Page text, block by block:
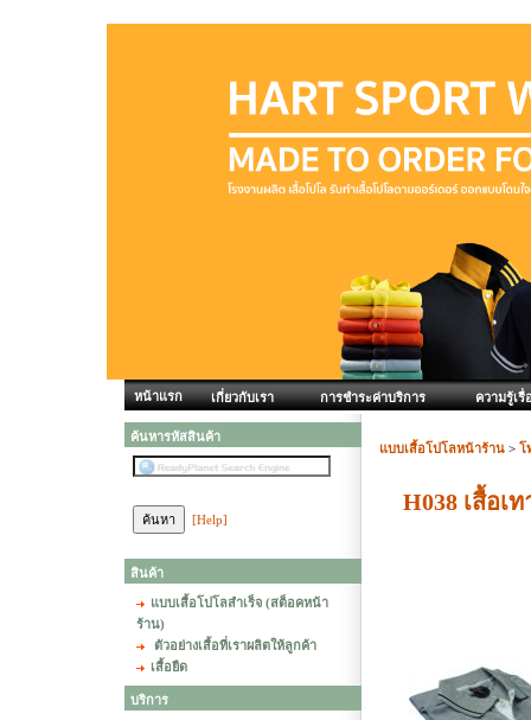
หน้าแรก เกี่ยวกับเรา การชำระค่าบริการ ความรู้เรื่
ค้นหารหัสสินค้า
[Help]
สินค้า
แบบเสื้อโปโลสำเร็จ (สต็อคหน้า
ร้าน)
ตัวอย่างเสื้อที่เราผลิตให้ลูกค้า
เสื้อยืด
บริการ
แบบเสื้อโปโลหน้าร้าน > โ
H038 เสื้อ